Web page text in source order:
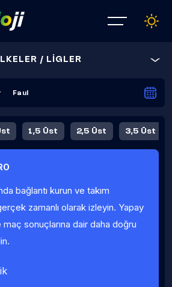
/ LİGLER
Faul
1,5 Üst 2,5 Üst 3,5 Üst
bağlantı kurun ve takım
zamanlı olarak izleyin. Yapay
sonuçlarına dair daha doğru